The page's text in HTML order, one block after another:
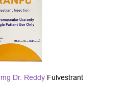
Dr. Reddy Fulvestrant